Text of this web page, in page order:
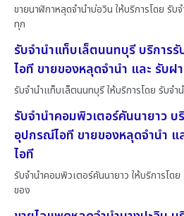
ขายนาฬิกาหลุดจำนำบ่อวิน ให้บริการโดย รับ
ทุก
รับจำนำแท็บเล็ตนนทบุรี บริการ
ไอที ขายของหลุดจำนำ และ รับ
รับจำนำแท็บเล็ตนนทบุรี ให้บริการโดย รับจํ
รับจำนำคอมพิวเตอร์คันนายาว บ
อุปกรณ์ไอที ขายของหลุดจำนำ
ไอที
รับจำนำคอมพิวเตอร์คันนายาว ให้บริการโด
ของ